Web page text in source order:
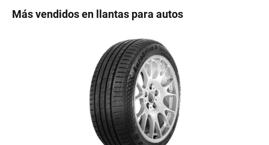
Más vendidos en llantas para autos